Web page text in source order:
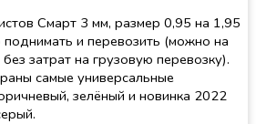
Смарт 3 мм, размер 0,95 на 1,95
поднимать и перевозить (можно на
затрат на грузовую перевозку).
самые универсальные
зелёный и новинка 2022